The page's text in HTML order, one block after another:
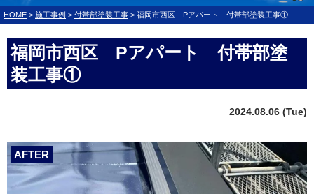
HOME > 施工事例 > 付帯部塗装工事 > 福岡市西区 Pアパート 付帯部塗装工事①
福岡市西区 Pアパート 付帯部塗
装工事①
2024.08.06 (Tue)
AFTER